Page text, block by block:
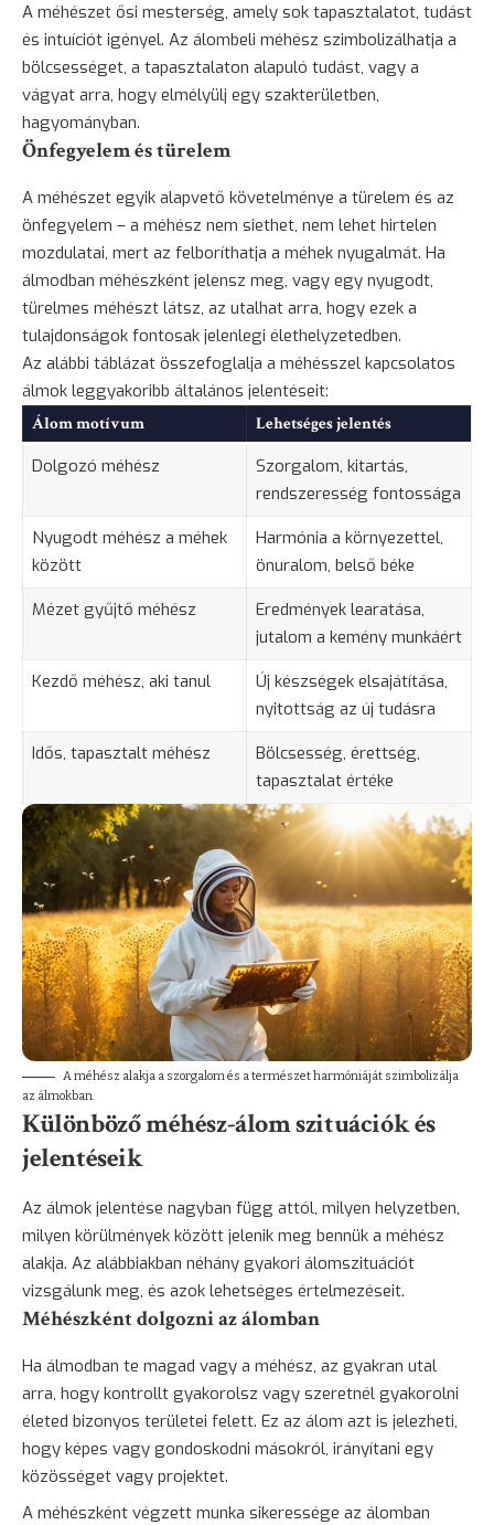
A méhészet ősi mesterség, amely sok tapasztalatot, tudást
és intuíciót igényel. Az álombeli méhész szimbolizálhatja a
bölcsességet, a tapasztalaton alapuló tudást, vagy a
vágyat arra, hogy elmélyülj egy szakterületben,
hagyományban.
Önfegyelem és türelem
A méhészet egyik alapvető követelménye a türelem és az
önfegyelem – a méhész nem siethet, nem lehet hirtelen
mozdulatai, mert az felboríthatja a méhek nyugalmát. Ha
álmodban méhészként jelensz meg, vagy egy nyugodt,
türelmes méhészt látsz, az utalhat arra, hogy ezek a
tulajdonságok fontosak jelenlegi élethelyzetedben.
Az alábbi táblázat összefoglalja a méhésszel kapcsolatos
álmok leggyakoribb általános jelentéseit:
Álom motívum Lehetséges jelentés
Dolgozó méhész
Szorgalom, kitartás,
rendszeresség fontossága
Nyugodt méhész a méhek
között
Harmónia a környezettel,
önuralom, belső béke
Mézet gyűjtő méhész
Eredmények learatása,
jutalom a kemény munkáért
Kezdő méhész, aki tanul
Új készségek elsajátítása,
nyitottság az új tudásra
Idős, tapasztalt méhész
Bölcsesség, érettség,
tapasztalatértéke
A méhész alakja a szorgalom és a természet harmóniáját szimbolizálja
az álmokban.
Különböző méhész-álom szituációk és
jelentéseik
Az álmok jelentése nagyban függ attól, milyen helyzetben,
milyen körülmények között jelenik meg bennük a méhész
alakja. Az alábbiakban néhány gyakori álomszituációt
vizsgálunk meg, és azok lehetséges értelmezéseit.
Méhészként dolgozni az álomban
Ha álmodban te magad vagy a méhész, az gyakran utal
arra, hogy kontrollt gyakorolsz vagy szeretnél gyakorolni
életed bizonyos területei felett. Ez az álom azt is jelezheti,
hogy képes vagy gondoskodni másokról, irányítani egy
közösséget vagy projektet.
A méhészként végzett munka sikeressége az álomban